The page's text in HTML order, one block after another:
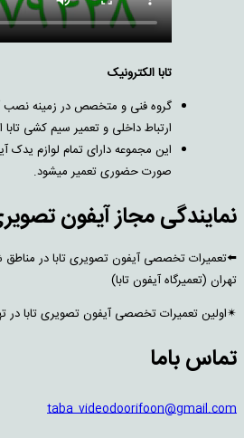
تابا الکترونیک
گروه فنی و متخصص در زمینه نصب
ارتباط داخلی و تعمیر سیم کشی
این مجموعه دارای تمام لوازم یدک
صورت حضوری تعمیر میشود.
نمایندگی مجاز آیفون
⬅️تعمیرات تخصصی آیفون تصویری تابا در
تهران (تعمیرگاه آیفون تابا)
✴اولین تعمیرات تخصصی آیفون تصویری تابا در
تماس باما
taba_videodoorifoon@gmail.com